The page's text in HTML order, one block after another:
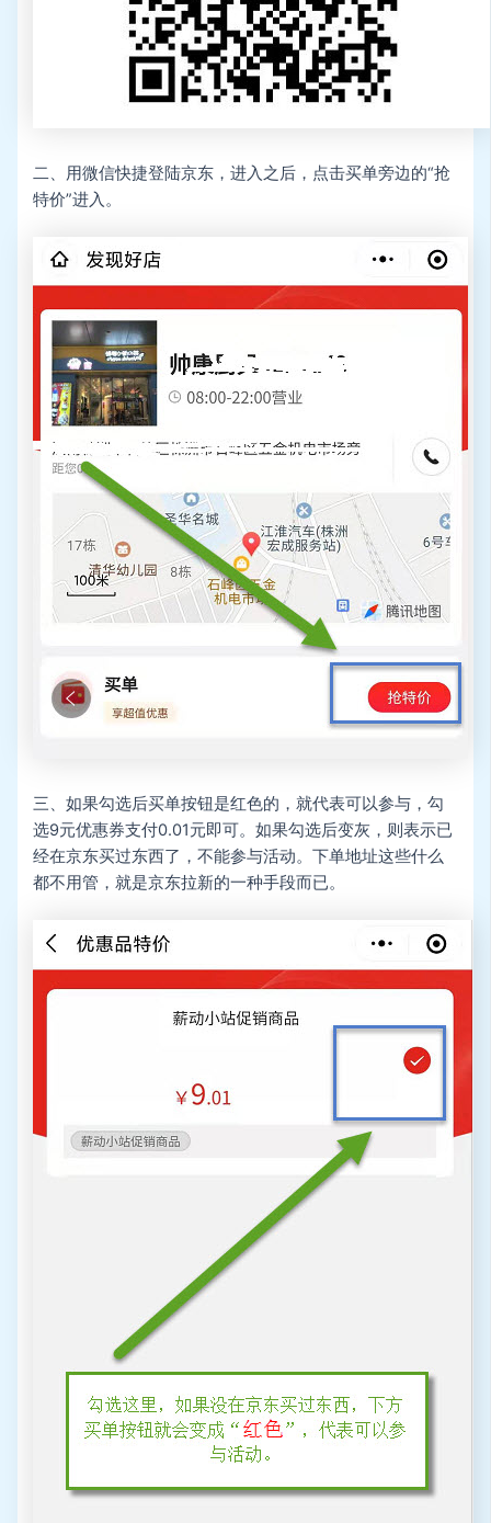
二、用微信快捷登陆京东，进入之后，点击买单旁边的“抢
特价”进入。
三、如果勾选后买单按钮是红色的，就代表可以参与，勾
选9元优惠券支付0.01元即可。如果勾选后变灰，则表示已
经在京东买过东西了，不能参与活动。下单地址这些什么
都不用管，就是京东拉新的一种手段而已。